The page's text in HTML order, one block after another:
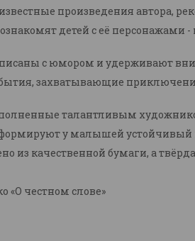
произведения автора,
детей с её
с юмором и удерживают
захватывающие
талантливым
у малышей устойчивый
из качественной бумаги, а
честном слове»